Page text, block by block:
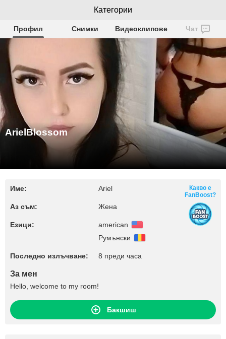
ArielBlossom
Профил Снимки Видеоклипове Чат
ArielBlossom
Име: Ariel
Аз съм: Жена
Езици:
american
Румънски
Последно излъчване: 8 преди часа
Какво е
FanBoost?
За мен
Hello, welcome to my room!
Бакшиш
Категории